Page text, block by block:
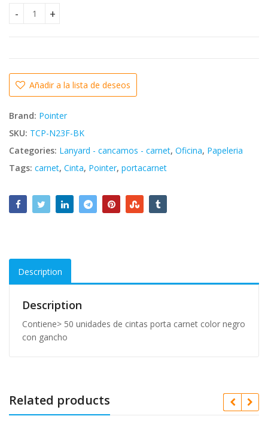
Caja de Cinta porta carnet negra 50 unidades Pointer
Añadir a la lista de deseos
Brand: Pointer
SKU: TCP-N23F-BK
Categories: Lanyard - cancamos - carnet, Oficina, Papeleria
Tags: carnet, Cinta, Pointer, portacarnet
Description
Description
Contiene> 50 unidades de cintas porta carnet color negro
con gancho
Related products